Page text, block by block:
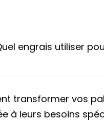
engrais utiliser
transformer vos
à leurs besoins